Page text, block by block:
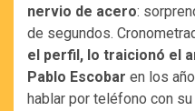
nervio de acero:
de segundos.
el perfil, lo traicionó el
Pablo Escobar en los
hablar por teléfono con